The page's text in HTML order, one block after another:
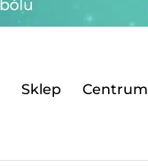
Sklep Centrum